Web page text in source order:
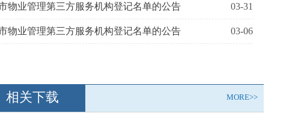
物业管理第三方服务机构登记名单的公告 03-31
物业管理第三方服务机构登记名单的公告 03-06
相关下载 MORE>>